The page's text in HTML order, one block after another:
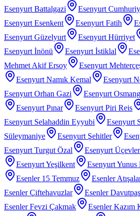
Esenyurt Battalgazi
Esenyurt
Esenyurt Esenkent
Esenyurt Fatih
Esenyurt Güzelyurt
Esenyurt Hürriyet
Esenyurt İnönü
Esenyurt İstiklal
Mehmet Akif Ersoy
Esenyurt
Esenyurt Namık Kemal
Esenyurt
Esenyurt Orhan Gazi
Esenyurt
Esenyurt Pınar
Esenyurt Piri Reis
Esenyurt Selahaddin Eyyubi
Esenyurt
Süleymaniye
Esenyurt Şehitler
Esenyurt Turgut Özal
Esenyurt Üçevler
Esenyurt Yeşilkent
Esenyurt Yunus
Esenler 15 Temmuz
Esenler
Esenler Çiftehavuzlar
Esenler
Esenler Fevzi Çakmak
Esenler Kazım